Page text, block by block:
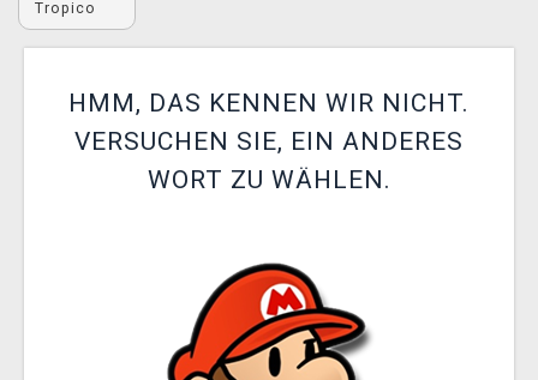
XZONE CLUB
Tropico
HMM, DAS KENNEN WIR NICHT.
VERSUCHEN SIE, EIN ANDERES
WORT ZU WÄHLEN.